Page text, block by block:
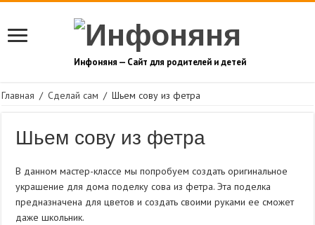
Инфоняня — Сайт для родителей и детей
Главная / Сделай сам / Шьем сову из фетра
Шьем сову из фетра
В данном мастер-классе мы попробуем создать оригинальное
украшение для дома поделку сова из фетра. Эта поделка
предназначена для цветов и создать своими руками ее сможет
даже школьник.